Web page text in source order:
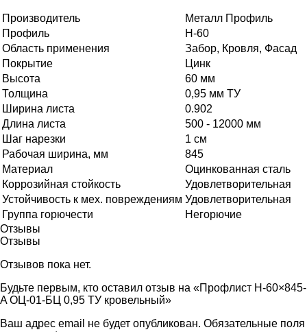
Производитель
Металл Профиль
Профиль
Н-60
Область применения
Забор, Кровля, Фасад
Покрытие
Цинк
Высота
60 мм
Толщина
0,95 мм ТУ
Ширина листа
0.902
Длина листа
500 - 12000 мм
Шаг нарезки
1 см
Рабочая ширина, мм
845
Материал
Оцинкованная сталь
Коррозийная стойкость
Удовлетворительная
Устойчивость к мех. повреждениям Удовлетворительная
Группа горючести
Негорючие
Отзывы
Отзывы
Отзывов пока нет.
Будьте первым, кто оставил отзыв на «Профлист Н-60×845-
A ОЦ-01-БЦ 0,95 ТУ кровельный»
Ваш адрес email не будет опубликован. Обязательные поля